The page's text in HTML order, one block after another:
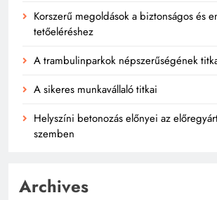
Korszerű megoldások a biztonságos és
tetőeléréshez
A trambulinparkok népszerűségének
A sikeres munkavállaló titkai
Helyszíni betonozás előnyei az
szemben
Archives